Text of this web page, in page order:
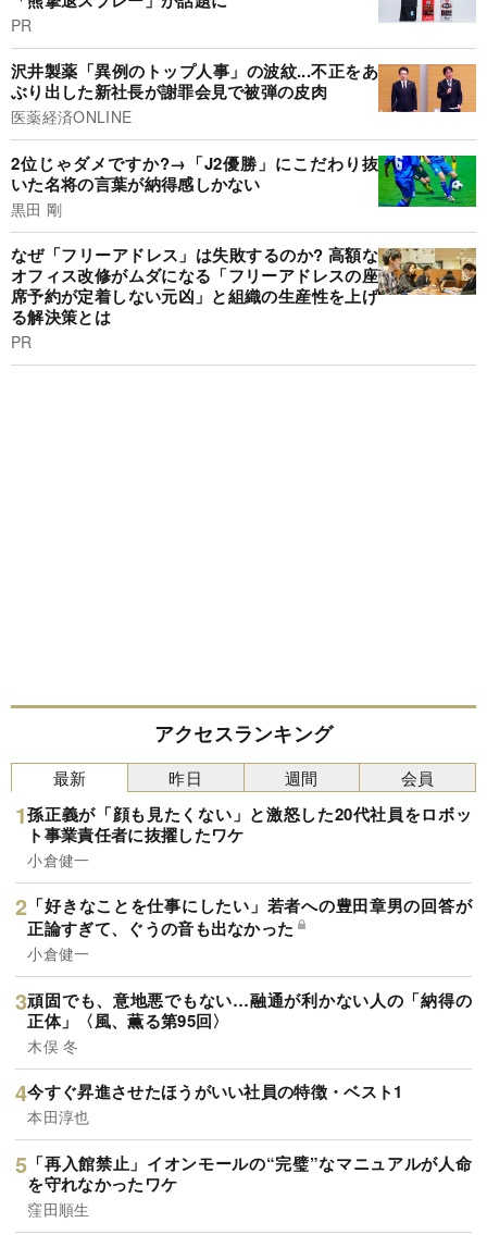
PR
沢井製薬「異例のトップ人事」の波紋...不正をあ
ぶり出した新社長が謝罪会見で被弾の皮肉
医薬経済ONLINE
2位じゃダメですか?→「J2優勝」にこだわり抜
いた名将の言葉が納得感しかない
黒田 剛
なぜ「フリーアドレス」は失敗するのか? 高額な
オフィス改修がムダになる「フリーアドレスの座
席予約が定着しない元凶」と組織の生産性を上げ
る解決策とは
PR
アクセスランキング
最新
孫正義が「顔も見たくない」と激怒した20代社員をロボッ
ト事業責任者に抜擢したワケ
小倉健一
「好きなことを仕事にしたい」若者への豊田章男の回答が
正論すぎて、ぐうの音も出なかった
小倉健一
頑固でも、意地悪でもない…融通が利かない人の「納得の
正体」〈風、薫る第95回〉
木俣 冬
今すぐ昇進させたほうがいい社員の特徴・ベスト1
本田淳也
「再入館禁止」イオンモールの“完璧”なマニュアルが人命
を守れなかったワケ
窪田順生
昨日 週間 会員